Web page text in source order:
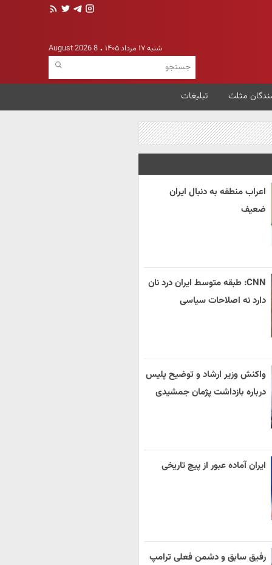
شنبه ۱۷ مرداد ۱۴۰۵ 8 August 2026
مثلث تبلیغات
اعراب منطقه به دنبال ایران
ضعیف
CNN: طبقه متوسط ایران درد نان
دارد نه اصلاحات سیاسی
واکنش وزیر ارشاد و توضیح پلیس
درباره بازداشت پژمان جمشیدی
ایران آماده عبور از پیچ تاریخی
رفیق سابق و دشمن فعلی ترامپ